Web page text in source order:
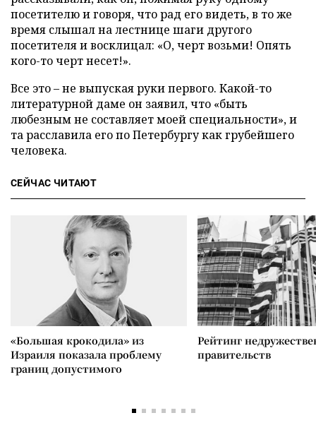
посетителю и говоря, что рад его видеть, в то же
время слышал на лестнице шаги другого
посетителя и восклицал: «О, черт возьми! Опять
кого-то черт несет!».
Все это – не выпуская руки первого. Какой-то
литературной даме он заявил, что «быть
любезным не составляет моей специальности», и
та расславила его по Петербургу как грубейшего
человека.
СЕЙЧАС ЧИТАЮТ
«Большая крокодила» из
Израиля показала проблему
границ допустимого
Рейтинг
правительств